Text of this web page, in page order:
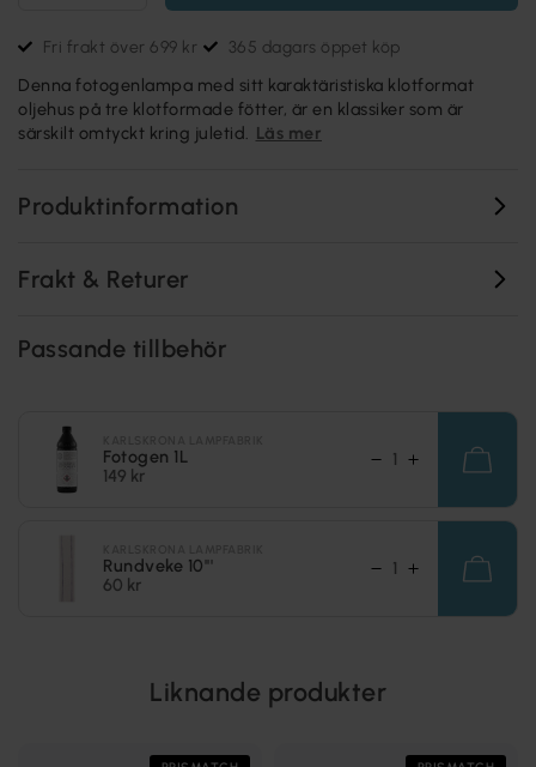
Fri frakt över 699 kr 365 dagars öppet köp
Denna fotogenlampa med sitt karaktäristiska klotformat
oljehus på tre klotformade fötter, är en klassiker som är
särskilt omtyckt kring juletid. Läs mer
Produktinformation
Frakt & Returer
Passande tillbehör
Fotogen 1L
149 kr
Rundveke 10'''
60 kr
Liknande produkter